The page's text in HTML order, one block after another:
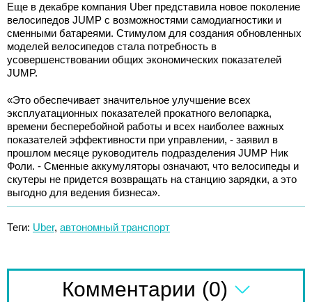
Еще в декабре компания Uber представила новое поколение
велосипедов JUMP с возможностями самодиагностики и
сменными батареями. Стимулом для создания обновленных
моделей велосипедов стала потребность в
усовершенствовании общих экономических показателей
JUMP.
«Это обеспечивает значительное улучшение всех
эксплуатационных показателей прокатного велопарка,
времени бесперебойной работы и всех наиболее важных
показателей эффективности при управлении, - заявил в
прошлом месяце руководитель подразделения JUMP Ник
Фоли. - Сменные аккумуляторы означают, что велосипеды и
скутеры не придется возвращать на станцию зарядки, а это
выгодно для ведения бизнеса».
Теги: Uber, автономный транспорт
Комментарии (0)